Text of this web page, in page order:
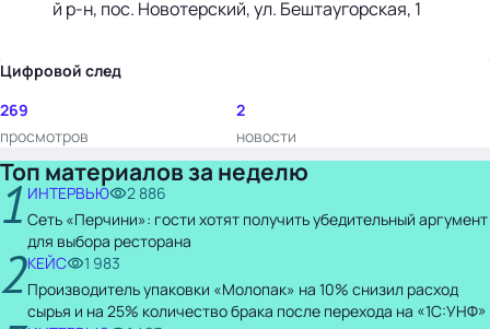
й р-н, пос. Новотерский, ул. Бештаугорская, 1
Цифровой след
269
просмотров
2
новости
Топ материалов за неделю
1 ИНТЕРВЬЮ
2 886
Сеть «Перчини»: гости хотят получить убедительный аргумент
для выбора ресторана
2КЕЙС
1 983
Производитель упаковки «Молопак» на 10% снизил расход
сырья и на 25% количество брака после перехода на «1С:УНФ»